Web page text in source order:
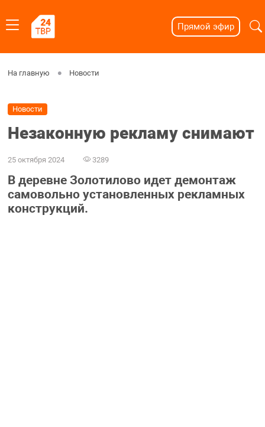
Прямой эфир
На главную Новости
Новости
Незаконную рекламу снимают
25 октября 2024 3289
В деревне Золотилово идет демонтаж
самовольно установленных рекламных
конструкций.